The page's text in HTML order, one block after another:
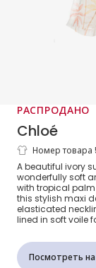
РАСПРОДАНО
Chloé
Girls Ivory
Номер товара
A beautiful ivory
wonderfully soft
with tropical
this stylish maxi
elasticated
lined in soft voile
Посмотреть